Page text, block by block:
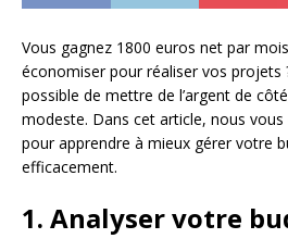
Vous gagnez 1800 euros net par
économiser pour réaliser vos projets
possible de mettre de l’argent de
modeste. Dans cet article, nous
pour apprendre à mieux gérer votre
efficacement.
1. Analyser votre